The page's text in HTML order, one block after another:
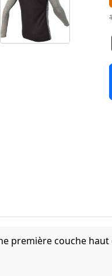
première couche haut